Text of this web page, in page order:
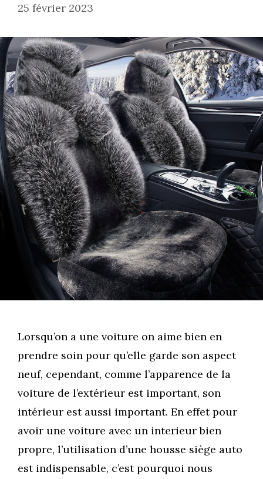
25 février 2023
Lorsqu’on a une voiture on aime bien en
prendre soin pour qu’elle garde son aspect
neuf, cependant, comme l’apparence de la
voiture de l’extérieur est important, son
intérieur est aussi important. En effet pour
avoir une voiture avec un interieur bien
propre, l’utilisation d’une housse siège auto
est indispensable, c’est pourquoi nous